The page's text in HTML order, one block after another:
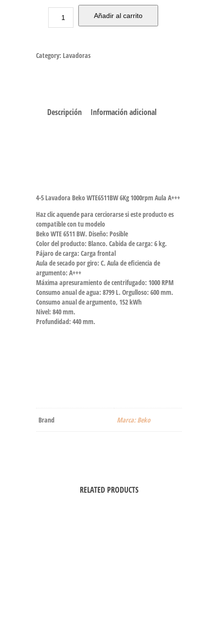
Añadir al carrito
Category: Lavadoras
Descripción Información adicional
4-5 Lavadora Beko WTE6511BW 6Kg 1000rpm Aula A+++
Haz clic aquende para cerciorarse si este producto es
compatible con tu modelo
Beko WTE 6511 BW. Diseño: Posible
Color del producto: Blanco. Cabida de carga: 6 kg.
Pájaro de carga: Carga frontal
Aula de secado por giro: C. Aula de eficiencia de
argumento: A+++
Máxima apresuramiento de centrifugado: 1000 RPM
Consumo anual de agua: 8799 L. Orgulloso: 600 mm.
Consumo anual de argumento, 152 kWh
Nivel: 840 mm.
Profundidad: 440 mm.
Brand Marca: Beko
RELATED PRODUCTS